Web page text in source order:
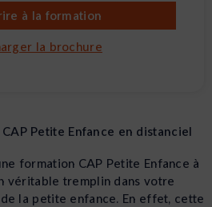
à la formation
la brochure
Petite Enfance en distanciel
formation CAP Petite Enfance à
véritable tremplin dans votre
la petite enfance. En effet, cette